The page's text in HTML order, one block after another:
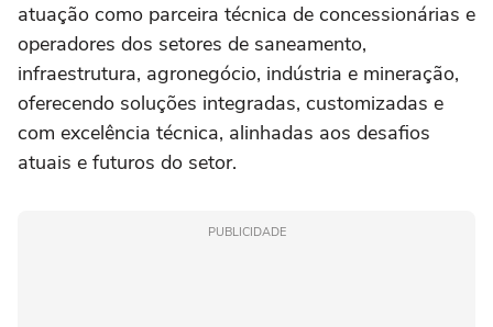
atuação como parceira técnica de concessionárias e
operadores dos setores de saneamento,
infraestrutura, agronegócio, indústria e mineração,
oferecendo soluções integradas, customizadas e
com excelência técnica, alinhadas aos desafios
atuais e futuros do setor.
PUBLICIDADE